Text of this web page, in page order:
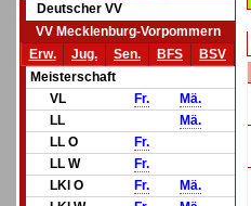
Deutscher VV
VV Mecklenburg-Vorpommern
Erw.
Jug. Sen. BFS
BSV
Meisterschaft
VL
Fr.
Mä.
LL
Mä.
LL O
Fr.
LL W
Fr.
LKl O
Fr.
Mä.